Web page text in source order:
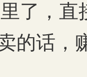
了，直
的话，